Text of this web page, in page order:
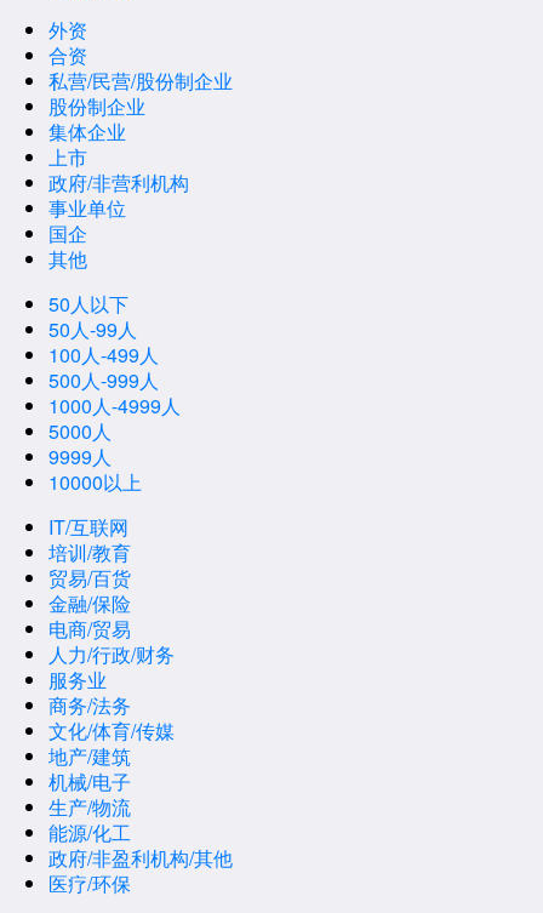
外资
合资
私营/民营/股份制企业
股份制企业
集体企业
上市
政府/非营利机构
事业单位
国企
其他
50人以下
50人-99人
100人-499人
500人-999人
1000人-4999人
5000人
9999人
10000以上
IT/互联网
培训/教育
贸易/百货
金融/保险
电商/贸易
人力/行政/财务
服务业
商务/法务
文化/体育/传媒
地产/建筑
机械/电子
生产/物流
能源/化工
政府/非盈利机构/其他
医疗/环保